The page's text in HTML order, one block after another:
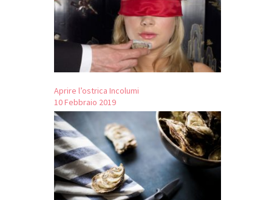
Aprire l’ostrica Incolumi
10 Febbraio 2019